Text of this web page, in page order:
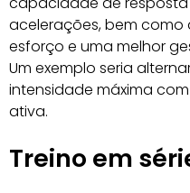
acelerações, bem como
esforço e uma melhor
Um exemplo seria
intensidade máxima
ativa.
Treino em